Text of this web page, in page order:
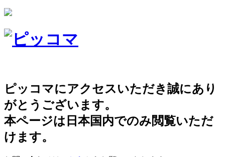
ピッコマにアクセスいただき誠にあり
がとうございます。
本ページは日本国内でのみ閲覧いただ
けます。